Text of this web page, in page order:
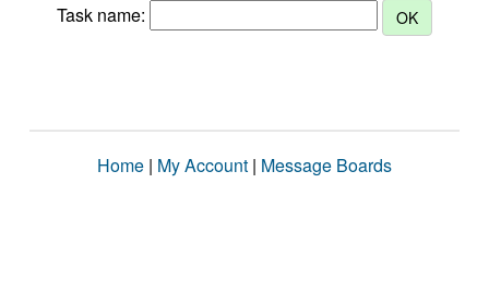
Task name:
Home | My Account | Message Boards